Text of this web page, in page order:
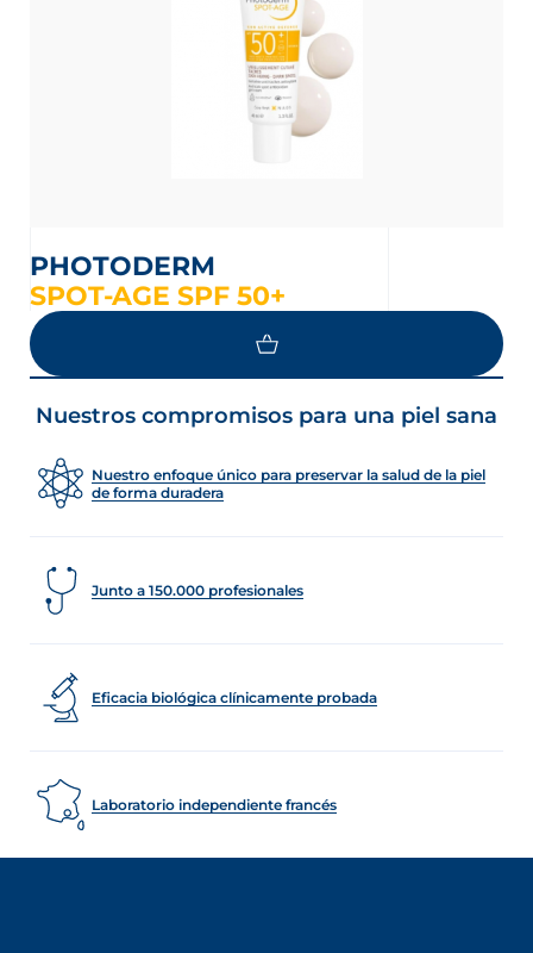
PHOTODERM
SPOT-AGE SPF 50+
CARGA MÁS
Nuestros compromisos para una piel sana
Nuestro enfoque único para preservar la salud de la piel
de forma duradera
Junto a 150.000 profesionales
Eficacia biológica clínicamente probada
Laboratorio independiente francés